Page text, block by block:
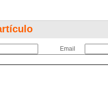
Email